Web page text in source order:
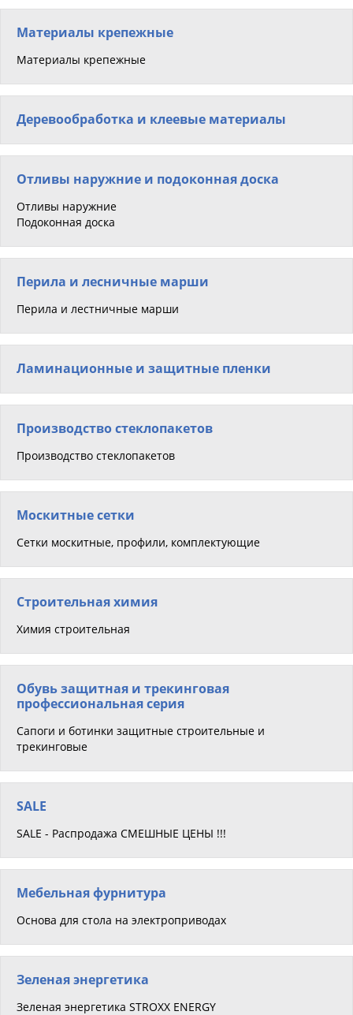
Материалы крепежные
Материалы крепежные
Деревообработка и клеевые материалы
Отливы наружние и подоконная доска
Отливы наружние
Подоконная доска
Перила и лесничные марши
Перила и лестничные марши
Ламинационные и защитные пленки
Производство стеклопакетов
Производство стеклопакетов
Москитные сетки
Сетки москитные, профили, комплектующие
Строительная химия
Химия строительная
Обувь защитная и трекинговая
профессиональная серия
Сапоги и ботинки защитные строительные и
трекинговые
SALE
SALE - Распродажа СМЕШНЫЕ ЦЕНЫ !!!
Мебельная фурнитура
Основа для стола на электроприводах
Зеленая энергетика
Зеленая энергетика STROXX ENERGY